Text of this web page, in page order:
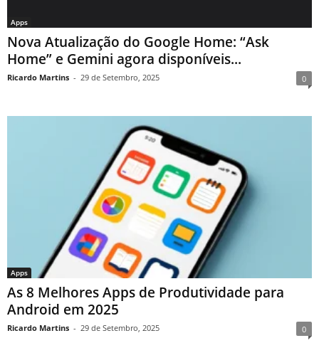
Apps
Nova Atualização do Google Home: “Ask
Home” e Gemini agora disponíveis...
Ricardo Martins - 29 de Setembro, 2025 0
Apps
As 8 Melhores Apps de Produtividade para
Android em 2025
Ricardo Martins - 29 de Setembro, 2025 0